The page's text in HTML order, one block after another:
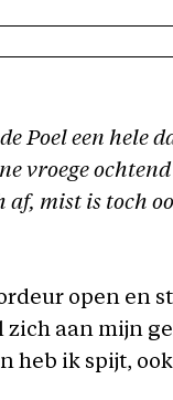
Poel een hele
vroege
mist is toch
open en
aan mijn
heb ik spijt,